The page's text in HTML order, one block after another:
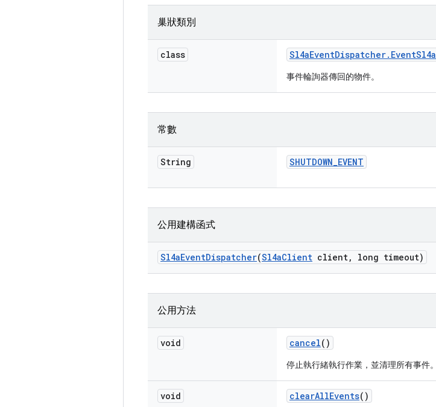
巢狀類別
class Sl4aEventDispatcher. EventSl4a
事件輪詢器傳回的物件。
常數
String SHUTDOWN_EVENT
公用建構函式
Sl4aEventDispatcher(Sl4aClient client, long timeout)
公用方法
void cancel()
停止執行緒執行作業，並清理所有事件。
void clearAllEvents()